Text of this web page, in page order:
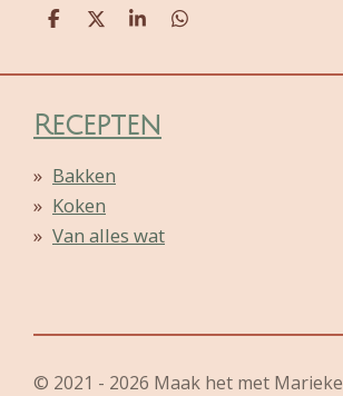
D
e
D
l
S
r
D
e
Recepten
Bakken
Koken
Van alles wat
© 2021 - 2026 Maak het met Marieke